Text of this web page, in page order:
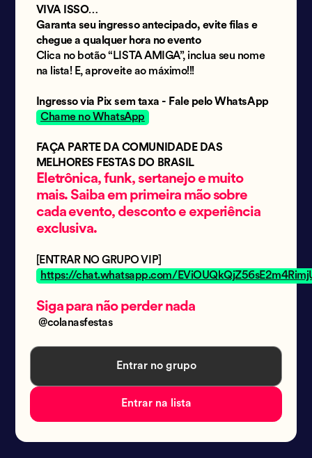
VIVA ISSO…
Garanta seu ingresso antecipado, evite filas e
chegue a qualquer hora no evento
Clica no botão “LISTA AMIGA”, inclua seu nome
na lista! E, aproveite ao máximo!!!
Ingresso via Pix sem taxa - Fale pelo WhatsApp
Chame no WhatsApp
FAÇA PARTE DA COMUNIDADE DAS
MELHORES FESTAS DO BRASIL
Eletrônica, funk, sertanejo e muito
mais. Saiba em primeira mão sobre
cada evento, desconto e experiência
exclusiva.
[ENTRAR NO GRUPO VIP]
https://chat.whatsapp.com/
Siga para não perder nada
@colanasfestas
Entrar no grupo
Entrar na lista